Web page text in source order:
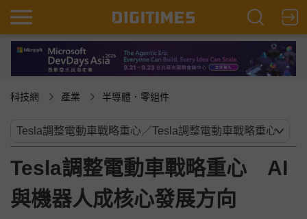
科技網 產業 半導體．零組件
Tesla調整電動車戰略重心 AI
與機器人成核心發展方向